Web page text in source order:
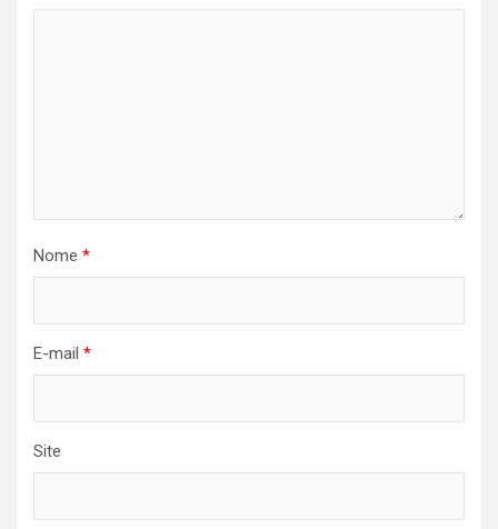
Nome *
E-mail *
Site